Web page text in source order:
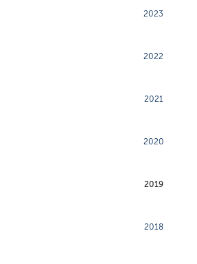
2023
2022
2021
2020
2019
2018